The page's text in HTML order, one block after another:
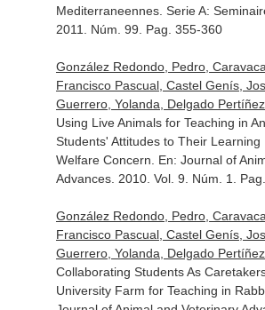
Mediterraneennes. Serie A:
2011. Núm. 99. Pag. 355-360
González Redondo, Pedro,
Francisco Pascual, Castel Genís,
Guerrero, Yolanda, Delgado
Using Live Animals for Teaching in
Students' Attitudes to Their Learning
Welfare Concern. En: Journal of
Advances. 2010. Vol. 9. Núm. 1.
González Redondo, Pedro,
Francisco Pascual, Castel Genís,
Guerrero, Yolanda, Delgado
Collaborating Students As
University Farm for Teaching in